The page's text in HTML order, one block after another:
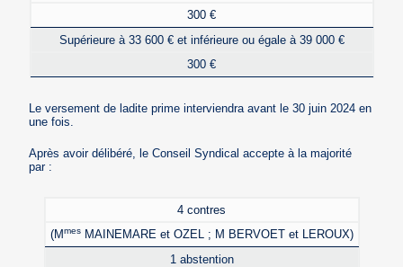
300 €
Supérieure à 33 600 € et inférieure ou égale à 39 000 €
300 €
Le versement de ladite prime interviendra avant le 30 juin 2024 en
une fois.
Après avoir délibéré, le Conseil Syndical accepte à la majorité
par :
4 contres
(MmesMAINEMARE et OZEL ; M BERVOET et LEROUX)
1 abstention